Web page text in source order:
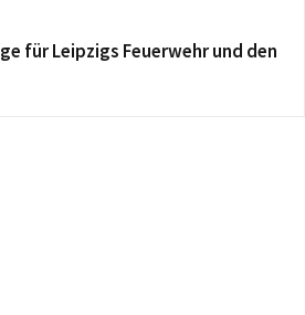
für Leipzigs Feuerwehr und den